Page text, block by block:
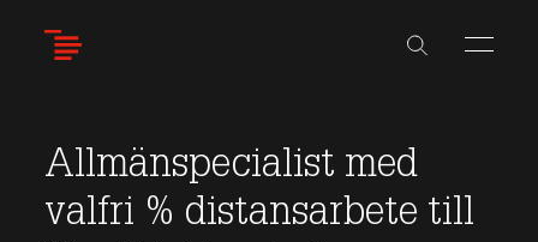
Allmänspecialist med
valfri % distansarbete till